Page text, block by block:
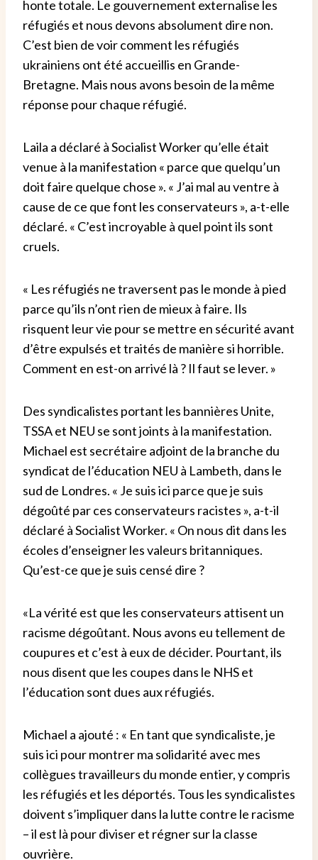
honte totale. Le gouvernement externalise les
réfugiés et nous devons absolument dire non.
C’est bien de voir comment les réfugiés
ukrainiens ont été accueillis en Grande-
Bretagne. Mais nous avons besoin de la même
réponse pour chaque réfugié.
Laila a déclaré à Socialist Worker qu’elle était
venue à la manifestation « parce que quelqu’un
doit faire quelque chose ». « J’ai mal au ventre à
cause de ce que font les conservateurs », a-t-elle
déclaré. « C’est incroyable à quel point ils sont
cruels.
« Les réfugiés ne traversent pas le monde à pied
parce qu’ils n’ont rien de mieux à faire. Ils
risquent leur vie pour se mettre en sécurité avant
d’être expulsés et traités de manière si horrible.
Comment en est-on arrivé là ? Il faut se lever. »
Des syndicalistes portant les bannières Unite,
TSSA et NEU se sont joints à la manifestation.
Michael est secrétaire adjoint de la branche du
syndicat de l’éducation NEU à Lambeth, dans le
sud de Londres. « Je suis ici parce que je suis
dégoûté par ces conservateurs racistes », a-t-il
déclaré à Socialist Worker. « On nous dit dans les
écoles d’enseigner les valeurs britanniques.
Qu’est-ce que je suis censé dire ?
«La vérité est que les conservateurs attisent un
racisme dégoûtant. Nous avons eu tellement de
coupures et c’est à eux de décider. Pourtant, ils
nous disent que les coupes dans le NHS et
l’éducation sont dues aux réfugiés.
Michael a ajouté : « En tant que syndicaliste, je
suis ici pour montrer ma solidarité avec mes
collègues travailleurs du monde entier, y compris
les réfugiés et les déportés. Tous les syndicalistes
doivent s’impliquer dans la lutte contre le racisme
– il est là pour diviser et régner sur la classe
ouvrière.